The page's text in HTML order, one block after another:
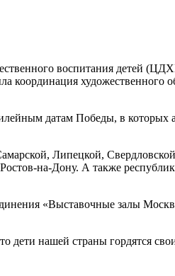
воспитания детей
художественного
датам Победы, в которых
Липецкой,
на-Дону. А также
«Выставочные залы
дети нашей страны гордятся